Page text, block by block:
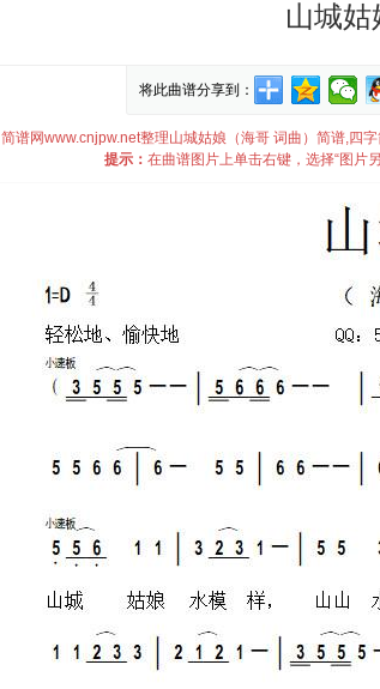
山城姑
将此曲谱分享到：
简谱网www.cnjpw.net整理山城姑娘（海哥 词曲）简谱,四
提示： 在曲谱图片上单击右键，选择“图片